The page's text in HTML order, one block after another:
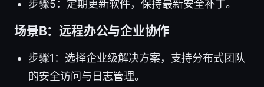
步骤5：定期更新软件，保持最新安全补丁。
场景B：远程办公与企业协作
步骤1：选择企业级解决方案，支持分布式团队
的安全访问与日志管理。